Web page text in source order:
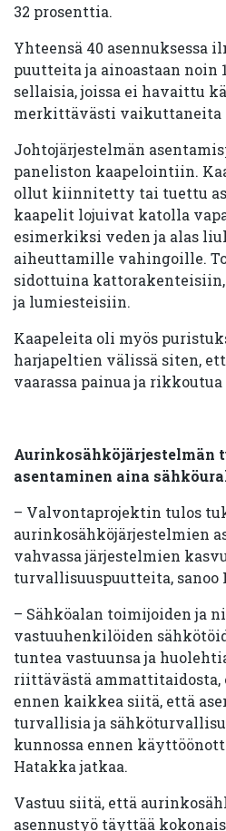
32 prosenttia.
Yhteensä 40 asennuksessa
puutteita ja ainoastaan noin
sellaisia, joissa ei havaittu
merkittävästi vaikuttaneita
Johtojärjestelmän
paneliston kaapelointiin.
ollut kiinnitetty tai tuettu
kaapelit lojuivat katolla
esimerkiksi veden ja alas
aiheuttamille vahingoille.
sidottuina
ja lumiesteisiin.
Kaapeleita oli myös
harjapeltien välissä siten,
vaarassa painua ja
Aurinkosähköjärjestelmän
asentaminen aina
– Valvontaprojektin tulos
aurinkosähköjärjestelmien
vahvassa järjestelmien
turvallisuuspuutteita, sanoo
– Sähköalan toimijoiden ja
vastuuhenkilöiden
tuntea vastuunsa ja
riittävästä ammattitaidosta,
ennen kaikkea siitä, että
turvallisia ja
kunnossa ennen
Hatakka jatkaa.
Vastuu siitä, että
asennustyö täyttää